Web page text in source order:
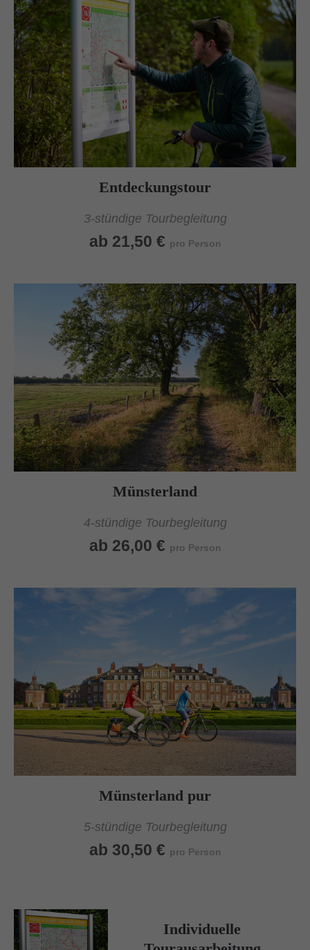
Entdeckungstour
3-stündige Tourbegleitung
ab 21,50 € pro Person
Münsterland
4-stündige Tourbegleitung
ab 26,00 € pro Person
Münsterland pur
5-stündige Tourbegleitung
ab 30,50 € pro Person
Individuelle